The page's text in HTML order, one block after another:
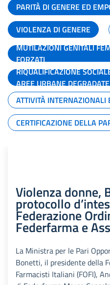
PARITÀ DI GENERE ED
VIOLENZA DI GENERE
MUTILAZIONI GENITALI
FORZATI
RIQUALIFICAZIONE
AREE URBANE DEGRADATE
ATTIVITÀ INTERNAZIONALI
CERTIFICAZIONE DELLA
Violenza donne,
protocollo
Federazione
Federfarma e
La Ministra per le Pari
Bonetti, il presidente della
Farmacisti Italiani (FOFI),